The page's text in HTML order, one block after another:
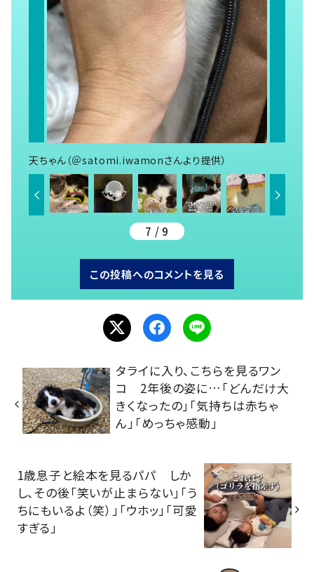
天ちゃん（＠satomi.iwamonさんより提供）
7 / 9
この投稿へのコメントを見る
タライに入り、こちらを見るワン
コ 2年後の姿に…「どんだけ大
きくなったの」「気持ちは赤ちゃ
ん」「めっちゃ感動」
1歳息子と絵本を見るパパ しか
し、その後「笑いが止まらない」「う
ちにもいるよ（笑）」「ウホッ」「可愛
すぎる」